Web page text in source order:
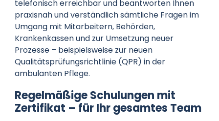
telefonisch erreichbar und beantworten Ihnen
praxisnah und verständlich sämtliche Fragen im
Umgang mit Mitarbeitern, Behörden,
Krankenkassen und zur Umsetzung neuer
Prozesse – beispielsweise zur neuen
Qualitätsprüfungsrichtlinie (QPR) in der
ambulanten Pflege.
Regelmäßige Schulungen mit
Zertifikat – für Ihr gesamtes Team